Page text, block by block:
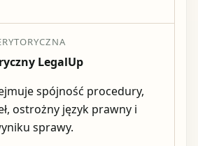
LegalUp
spójność procedury,
ostrożny język prawny i
sprawy.